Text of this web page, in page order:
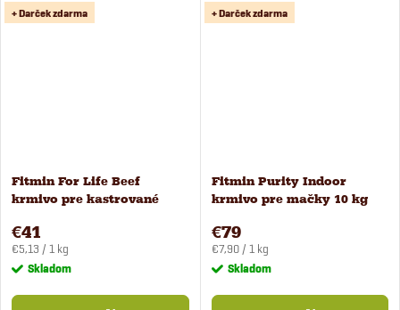
zo 100 % morčacích pŕs – to sú...
+ Darček zdarma
Fitmin For Life Beef
krmivo pre kastrované
€41
Jednotková
cena:
€5,13 / 1 kg
Skladom
+ Darček zdarma
Fitmin Purity Indoor
krmivo pre mačky 10 kg
€79
Jednotková
cena:
€7,90 / 1 kg
Skladom